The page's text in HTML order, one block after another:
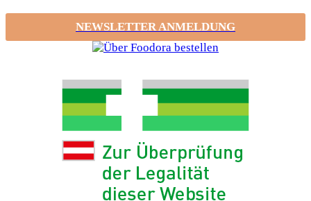
NEWSLETTER ANMELDUNG